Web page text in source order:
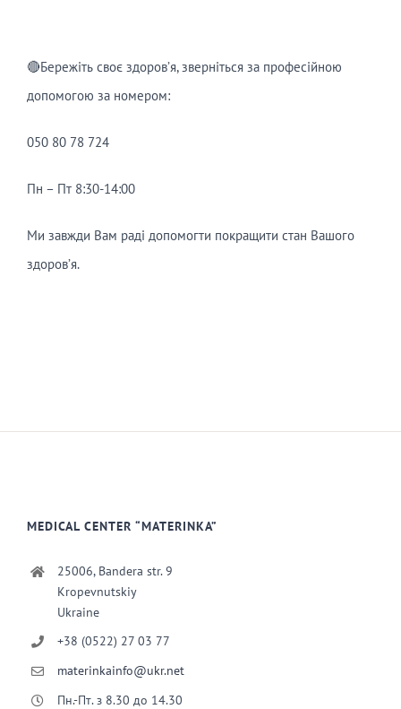
🔴Бережіть своє здоров’я, зверніться за професійною
допомогою за номером:
050 80 78 724
Пн – Пт 8:30-14:00
Ми завжди Вам раді допомогти покращити стан Вашого
здоров’я.
MEDICAL CENTER “MATERINKA”
25006, Bandera str. 9
Kropevnutskiy
Ukraine
+38 (0522) 27 03 77
materinkainfo@ukr.net
Пн.-Пт. з 8.30 до 14.30